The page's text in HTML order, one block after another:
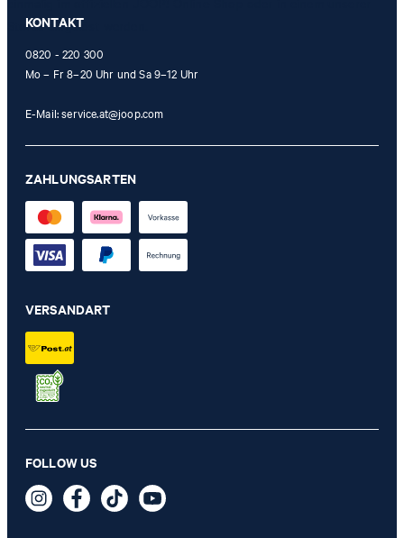
€ 139,95
inkl. MwSt
Stores eingelöst werden.
KONTAKT
0820 - 220 300
Mo – Fr 8–20 Uhr und Sa 9–12 Uhr
E-Mail:service.at@joop.com
ZAHLUNGSARTEN
VERSANDART
FOLLOW US